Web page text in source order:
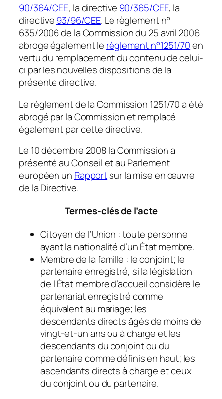
90/364/CEE, la directive 90/365/CEE, la
directive 93/96/CEE. Le règlement n°
635/2006 de la Commission du 25 avril 2006
abroge également le règlement n°1251/70en
vertu du remplacement du contenu de celui-
ci par les nouvelles dispositions de la
présente directive.
Le règlement de la Commission 1251/70 a été
abrogé par la Commission et remplacé
également par cette directive.
Le 10 décembre 2008 la Commission a
présenté au Conseil et au Parlement
européen un Rapportsur la mise en œuvre
de la Directive.
Termes-clés de l’acte
Citoyen de l’Union : toute personne
ayant la nationalité d’un État membre.
Membre de la famille : le conjoint; le
partenaire enregistré, si la législation
de l’État membre d’accueil considère le
partenariat enregistré comme
équivalent au mariage; les
descendants directs âgés de moins de
vingt-et-un ans ou à charge et les
descendants du conjoint ou du
partenaire comme définis en haut; les
ascendants directs à charge et ceux
du conjoint ou du partenaire.